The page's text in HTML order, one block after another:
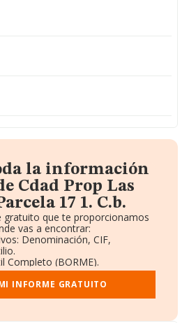
la información
Cdad Prop Las
17 1. C.b.
gratuito que te proporcionamos
vas a encontrar:
Denominación, CIF,
Completo (BORME).
Ventas y Empleados.
y Administradores.
INFORME GRATUITO